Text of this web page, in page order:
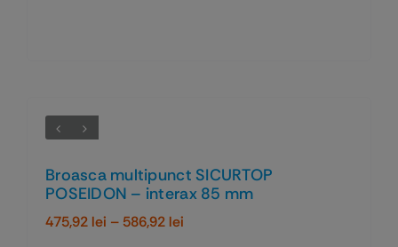
Broasca multipunct SICURTOP
POSEIDON – interax 85 mm
475,92 lei – 586,92 leiInterval